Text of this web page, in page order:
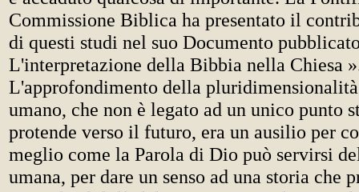
Commissione Biblica ha presentato il
di questi studi nel suo Documento
L'interpretazione della Bibbia nella Chiesa
L'approfondimento della
umano, che non è legato ad un unico punto
protende verso il futuro, era un ausilio per
meglio come la Parola di Dio può servirsi
umana, per dare un senso ad una storia che